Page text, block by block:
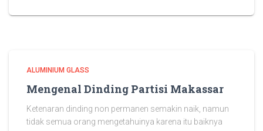
ALUMINIUM GLASS
Mengenal Dinding Partisi Makassar
Ketenaran dinding non permanen semakin naik, namun
tidak semua orang mengetahuinya karena itu baiknya